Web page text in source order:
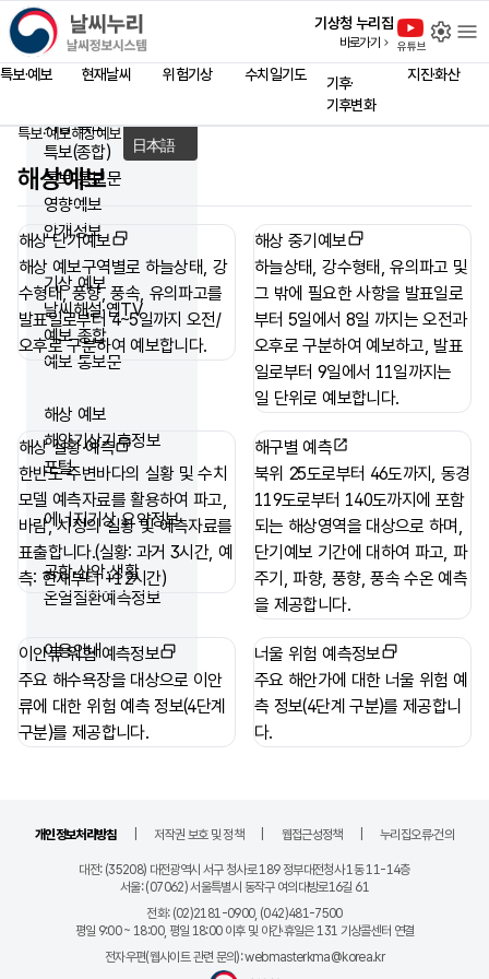
날씨누리 - 날씨정보시스템
유튜브 설
특보·예보 현재날씨 위험기상 수치일기도
기후·
기후변화
지진·화산
기상청 누리집
바로가기
close
홈 페이지Language
English
日本語
기상 특보
특보(종합)
특보 통보문
영향예보
안개정보
기상 예보
날씨해설·옙TV
예보 종합
예보 통보문
해상 예보
해양기상기후정보
포털
에너지기상 요약정보
공항·산악·생활
온열질환예측정보
이용안내
홈
특보·예보해상예보
해상예보
해상 단기예보
해상 예보구역별로 하늘상태, 강
수형태, 풍향, 풍속, 유의파고를
발표일로부터 4~5일까지 오전/
오후로 구분하여 예보합니다.
해상 중기예보
하늘상태, 강수형태, 유의파고 및
그 밖에 필요한 사항을 발표일로
부터 5일에서 8일 까지는 오전과
오후로 구분하여 예보하고, 발표
일로부터 9일에서 11일까지는
일 단위로 예보합니다.
해상 실황·예측
한반도 주변바다의 실황 및 수치
모델 예측자료를 활용하여 파고,
바람, 시정의 실황 및 예측자료를
표출합니다.(실황: 과거 3시간, 예
측: 현재부터 +12시간)
해구별 예측
북위 25도로부터 46도까지, 동경
119도로부터 140도까지에 포함
되는 해상영역을 대상으로 하며,
단기예보 기간에 대하여 파고, 파
주기, 파향, 풍향, 풍속 수온 예측
을 제공합니다.
이안류 위험 예측정보
주요 해수욕장을 대상으로 이안
류에 대한 위험 예측 정보(4단계
구분)를 제공합니다.
너울 위험 예측정보
주요 해안가에 대한 너울 위험 예
측 정보(4단계 구분)를 제공합니
다.
관련 페이지 링크
개인정보처리방침 저작권 보호 및 정책 웹접근성정책 누리집오류·건의
대전: (35208) 대전광역시 서구 청사로 189 정부대전청사 1동 11-14층
서울: (07062) 서울특별시 동작구 여의대방로16길 61
전화 (02)2181-0900, (042)481-7500
평일 9:00 ~ 18:00, 평일 18:00 이후 및 야간·휴일은 131 기상콜센터 연결
전자우편(웹사이트 관련 문의) webmasterkma@korea.kr